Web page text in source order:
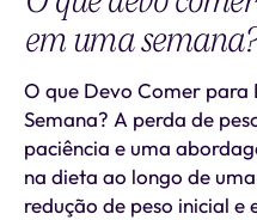
em uma
O que Devo Comer para
Semana? A perda de
paciência e uma
na dieta ao longo de
redução de peso inicial e